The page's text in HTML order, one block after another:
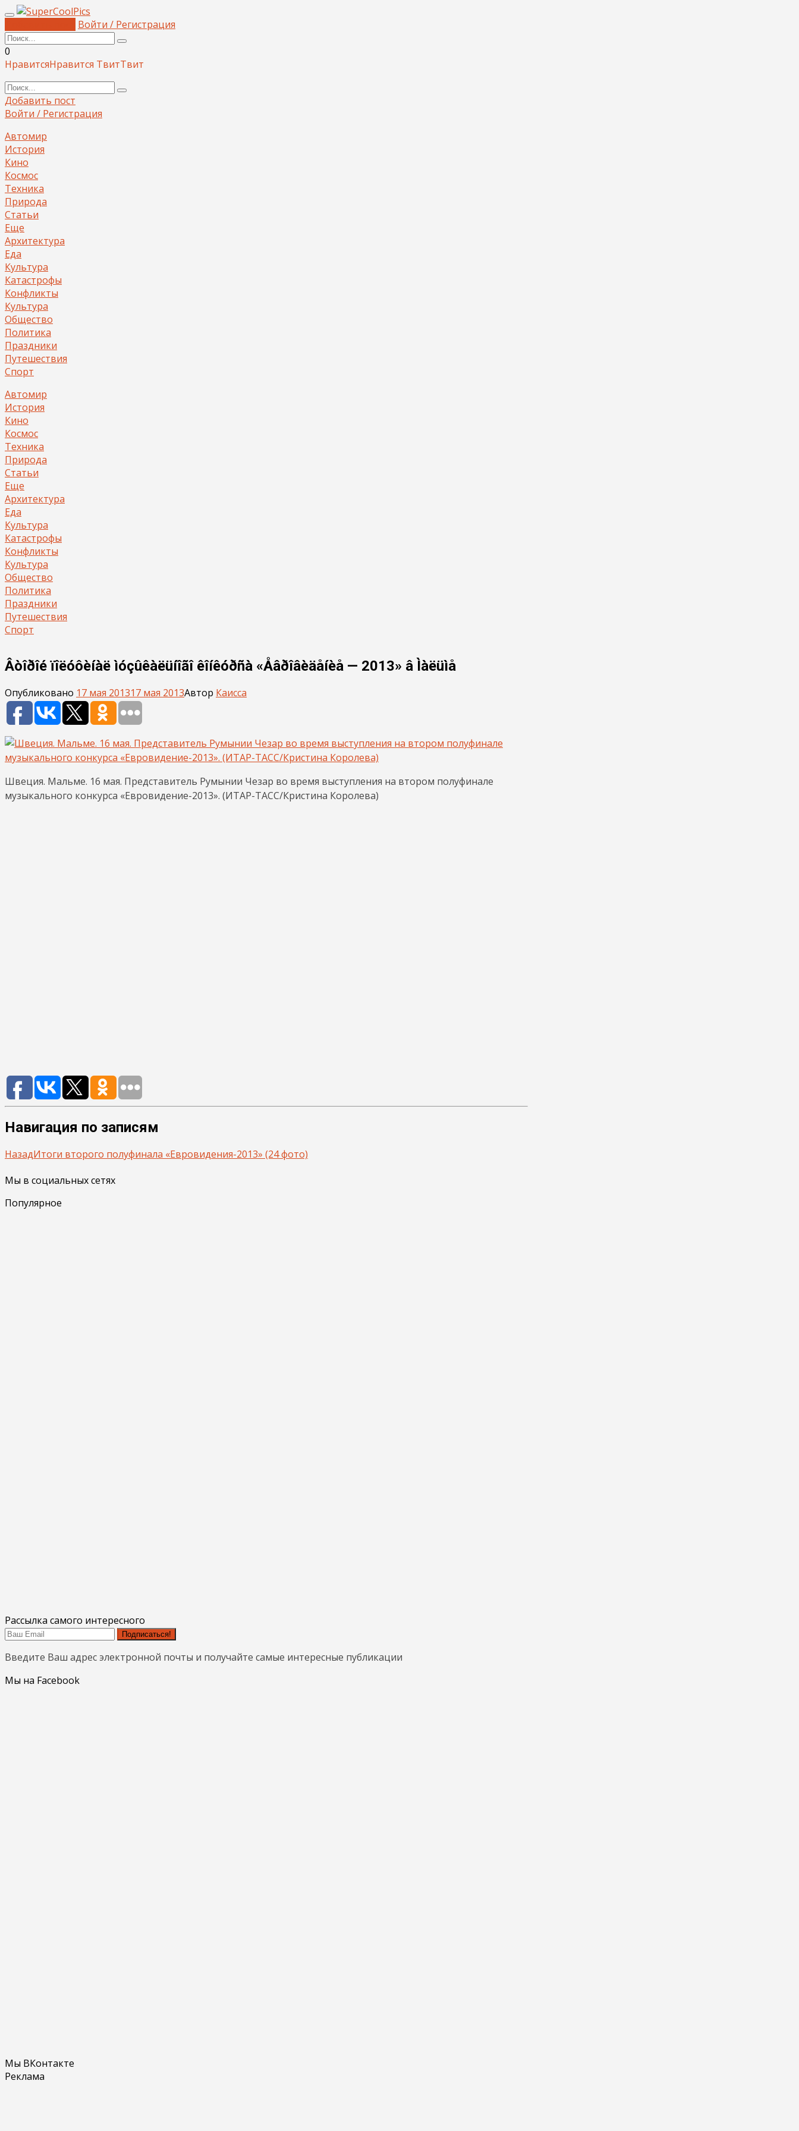
Войти / Регистрация
0
НравитсяНравится ТвитТвит
Добавить пост
Войти / Регистрация
Автомир
История
Кино
Космос
Техника
Природа
Статьи
Еще
Архитектура
Еда
Культура
Катастрофы
Конфликты
Культура
Общество
Политика
Праздники
Путешествия
Спорт
Автомир
История
Кино
Космос
Техника
Природа
Статьи
Еще
Архитектура
Еда
Культура
Катастрофы
Конфликты
Культура
Общество
Политика
Праздники
Путешествия
Спорт
Âòîðîé ïîëóôèíàë ìóçûêàëüíîãî êîíêóðñà «Åâðîâèäåíèå — 2013» â Ìàëüìå
Опубликовано 17 мая 201317 мая 2013Автор Каисса
Швеция. Мальме. 16 мая. Представитель Румынии Чезар во время выступления на втором полуфинале
музыкального конкурса «Евровидение-2013». (ИТАР-ТАСС/Кристина Королева)
Навигация по записям
НазадИтоги второго полуфинала «Евровидения-2013» (24 фото)
Мы в социальных сетях
Популярное
Рассылка самого интересного
Подписаться!
Введите Ваш адрес электронной почты и получайте самые интересные публикации
Мы на Facebook
Мы ВКонтакте
Реклама